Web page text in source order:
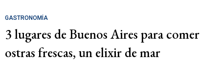
GASTRONOMÍA
3 lugares de Buenos Aires para comer
ostras frescas, un elixir de mar